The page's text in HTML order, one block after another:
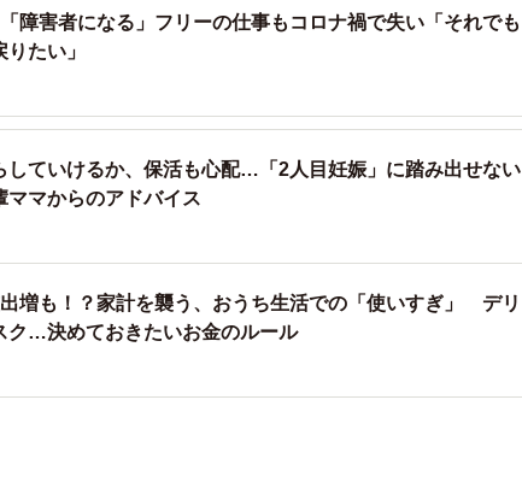
障害者になる」フリーの仕事もコロナ禍で失い「それでも
たい」
していけるか、保活も心配…「2人目妊娠」に踏み出せない
ママからのアドバイス
増も！？家計を襲う、おうち生活での「使いすぎ」 デリ
ク…決めておきたいお金のルール